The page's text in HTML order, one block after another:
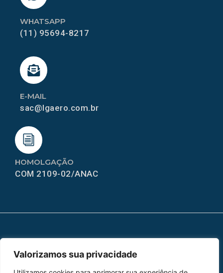
Valorizamos sua privacidade
HOMOLGAÇÃO
COM 2109-02/ANAC
E-MAIL
sac@lgaero.com.br
WHATSAPP
(11) 95694-8217
Home